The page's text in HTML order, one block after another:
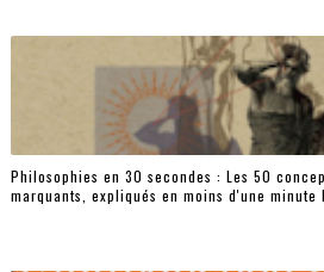
Philosophies en 30 secondes : Les 50
marquants, expliqués en moins d'une minute